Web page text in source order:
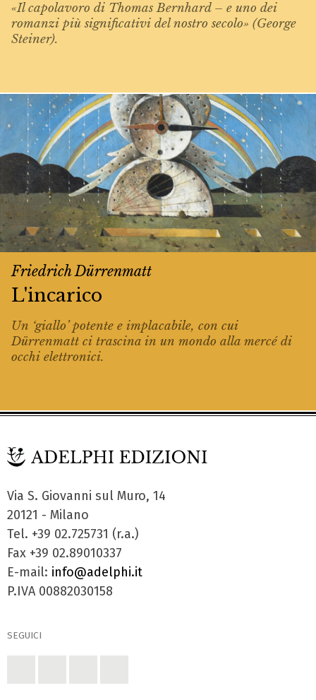
«Il capolavoro di Thomas Bernhard – e uno dei
romanzi più significativi del nostro secolo» (George
Steiner).
Friedrich Dürrenmatt
L'incarico
Un ‘giallo’ potente e implacabile, con cui
Dürrenmatt ci trascina in un mondo alla mercé di
occhi elettronici.
Via S. Giovanni sul Muro, 14
20121 - Milano
Tel. +39 02.725731 (r.a.)
Fax +39 02.89010337
E-mail: info@adelphi.it
P.IVA 00882030158
SEGUICI